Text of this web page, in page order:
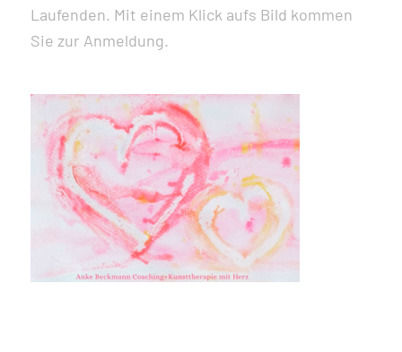
Laufenden. Mit einem Klick aufs Bild kommen
Sie zur Anmeldung.